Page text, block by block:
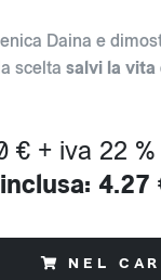
Daina e
scelta salvi la
€ + iva 22 %
4.27
NEL